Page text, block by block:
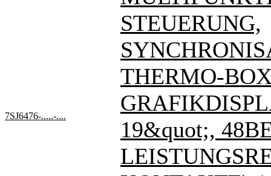
7SJ6476-.....-....
STEUERUNG,
THERMO-
19&quot;,